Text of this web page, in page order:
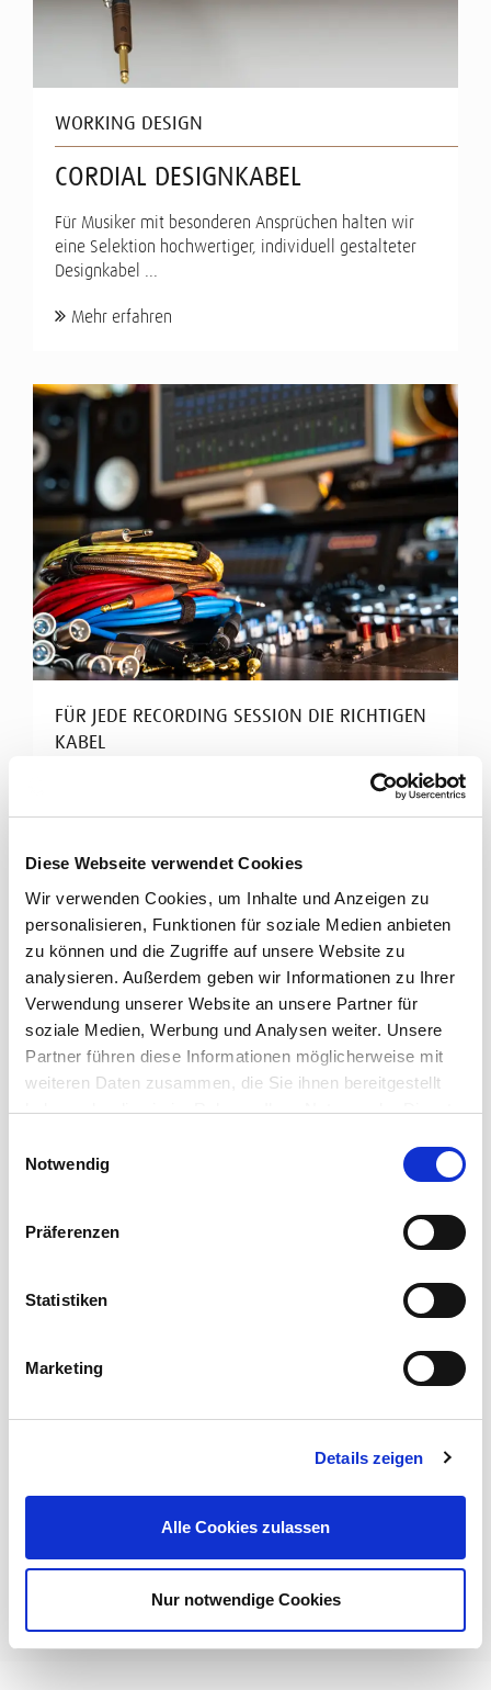
Diese Webseite verwendet Cookies
Wir verwenden Cookies, um Inhalte und Anzeigen zu
personalisieren, Funktionen für soziale Medien anbieten
zu können und die Zugriffe auf unsere Website zu
analysieren. Außerdem geben wir Informationen zu Ihrer
Verwendung unserer Website an unsere Partner für
soziale Medien, Werbung und Analysen weiter. Unsere
Partner führen diese Informationen möglicherweise mit
weiteren Daten zusammen, die Sie ihnen bereitgestellt
haben oder die sie im Rahmen Ihrer Nutzung der Dienste
Notwendig
Präferenzen
Statistiken
Marketing
Details zeigen
Alle Cookies zulassen
Nur notwendige Cookies
WORKING DESIGN
CORDIAL DESIGNKABEL
Für Musiker mit besonderen Ansprüchen halten wir
eine Selektion hochwertiger, individuell gestalteter
Designkabel ...
Mehr erfahren
FÜR JEDE RECORDING SESSION DIE RICHTIGEN
KABEL
Signalübertragung. Cordial bietet ein breites
Spektrum an ...
Mehr erfahren
Cordial Datenkabel
Anforderungen der modernen Veranstaltungstechnik
Mehr erfahren